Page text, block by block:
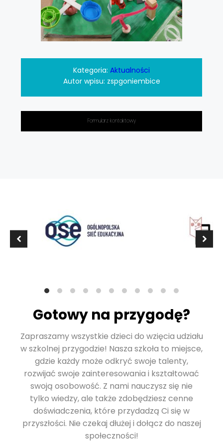
Kategoria: Aktualności
Autor wpisu: zspgoniembice
Formularz kontaktowy
Gotowy na przygodę?
Zapraszamy wszystkie dzieci do wzięcia udziału
w szkolnej przygodzie! Nasza szkoła to miejsce,
gdzie każdy może odkryć swoje talenty,
rozwijać swoje zainteresowania i kształtować
swoją osobowość. Z nami nauczysz się nie
tylko wiedzy, ale także zdobędziesz cenne
doświadczenia, które przydadzą Ci się w
przyszłości. Nie czekaj dłużej i dołącz do naszej
społeczności!